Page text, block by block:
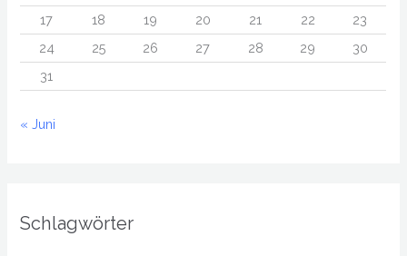
17
18 19 20 21 22
23
24
25 26 27 28 29
30
31
« Juni
Schlagwörter